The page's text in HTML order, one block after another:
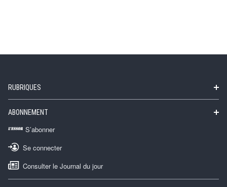
RUBRIQUES
ABONNEMENT
S’abonner
Se connecter
Consulter le Journal du jour